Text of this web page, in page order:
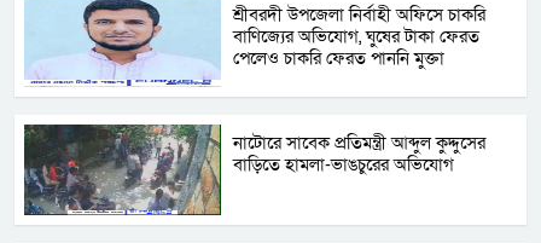
শ্রীবরদী উপজেলা নির্বাহী অফিসে চাকরি
বাণিজ্যের অভিযোগ, ঘুষের টাকা ফেরত
পেলেও চাকরি ফেরত পাননি মুক্তা
নাটোরে সাবেক প্রতিমন্ত্রী আব্দুল কুদ্দুসের
বাড়িতে হামলা-ভাঙচুরের অভিযোগ